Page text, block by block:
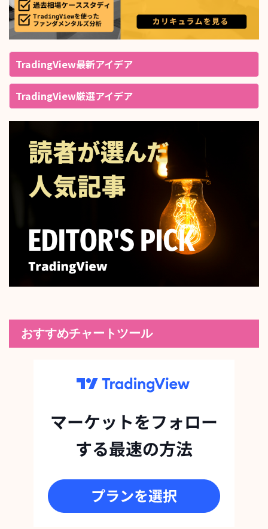
TradingView最新アイデア
TradingView厳選アイデア
おすすめチャートツール